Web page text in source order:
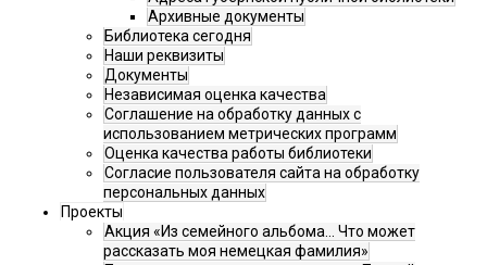
Архивные документы
Библиотека сегодня
Наши реквизиты
Документы
Независимая оценка качества
Соглашение на обработку данных с
использованием метрических программ
Оценка качества работы библиотеки
Согласие пользователя сайта на обработку
персональных данных
Проекты
Акция «Из семейного альбома... Что может
рассказать моя немецкая фамилия»